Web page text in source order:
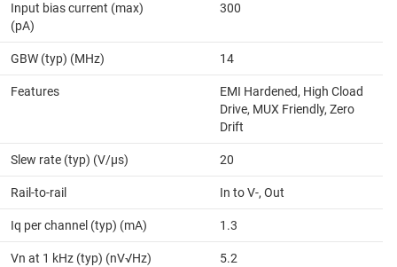
Input bias current (max)
(pA)
300
GBW (typ) (MHz) 14
Features
EMI Hardened, High Cload
Drive, MUX Friendly, Zero
Drift
Slew rate (typ) (V/µs) 20
Rail-to-rail In to V-, Out
Iq per channel (typ) (mA) 1.3
Vn at 1 kHz (typ) (nV√Hz) 5.2